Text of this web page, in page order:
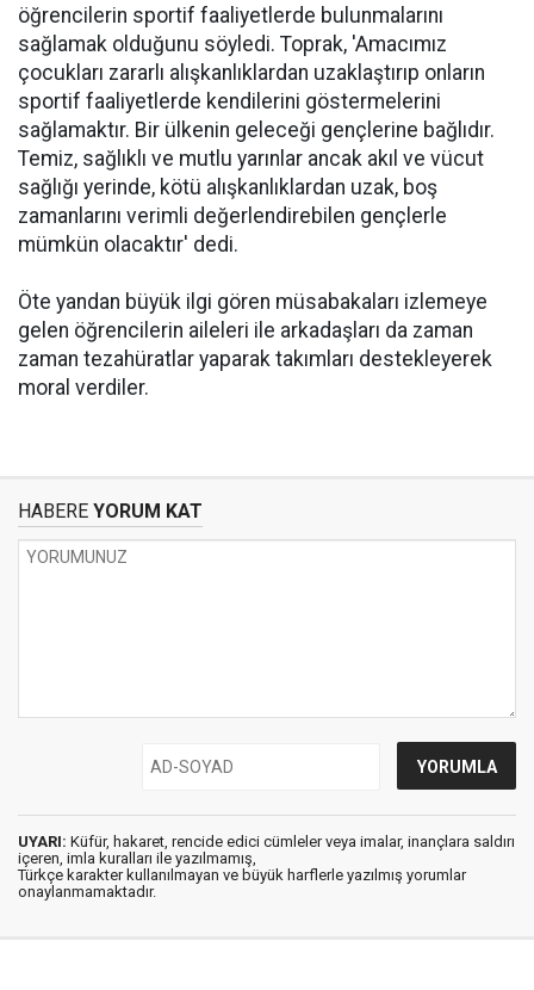
öğrencilerin sportif faaliyetlerde bulunmalarını
sağlamak olduğunu söyledi. Toprak, 'Amacımız
çocukları zararlı alışkanlıklardan uzaklaştırıp onların
sportif faaliyetlerde kendilerini göstermelerini
sağlamaktır. Bir ülkenin geleceği gençlerine bağlıdır.
Temiz, sağlıklı ve mutlu yarınlar ancak akıl ve vücut
sağlığı yerinde, kötü alışkanlıklardan uzak, boş
zamanlarını verimli değerlendirebilen gençlerle
mümkün olacaktır' dedi.
Öte yandan büyük ilgi gören müsabakaları izlemeye
gelen öğrencilerin aileleri ile arkadaşları da zaman
zaman tezahüratlar yaparak takımları destekleyerek
moral verdiler.
HABERE YORUM KAT
UYARI: Küfür, hakaret, rencide edici cümleler veya imalar, inançlara saldırı
içeren, imla kuralları ile yazılmamış,
Türkçe karakter kullanılmayan ve büyük harflerle yazılmış yorumlar
onaylanmamaktadır.